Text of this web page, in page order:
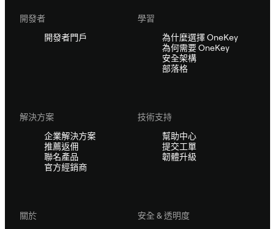
開發者
開發者門戶
學習
為什麼選擇 OneKey
為何需要 OneKey
安全架構
部落格
解決方案
企業解決方案
推薦返佣
聯名產品
官方經銷商
技術支持
幫助中心
提交工單
韌體升級
關於
安全 & 透明度